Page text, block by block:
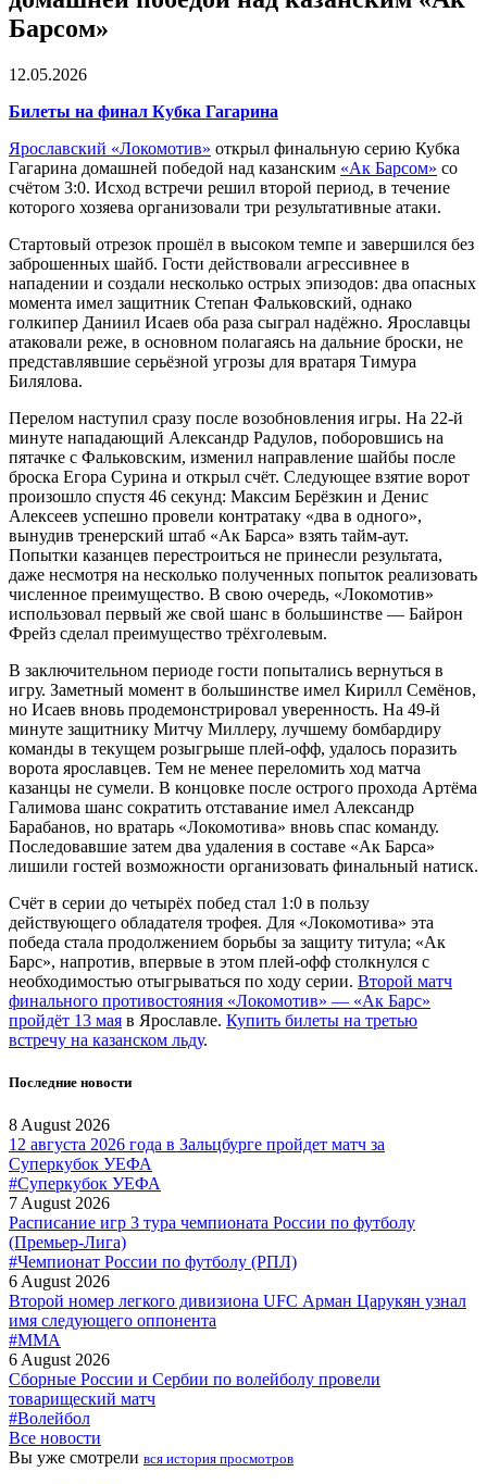
Барсом»
12.05.2026
Билеты на финал Кубка Гагарина
Ярославский «Локомотив» открыл финальную серию Кубка
Гагарина домашней победой над казанским «Ак Барсом» со
счётом 3:0. Исход встречи решил второй период, в течение
которого хозяева организовали три результативные атаки.
Стартовый отрезок прошёл в высоком темпе и завершился без
заброшенных шайб. Гости действовали агрессивнее в
нападении и создали несколько острых эпизодов: два опасных
момента имел защитник Степан Фальковский, однако
голкипер Даниил Исаев оба раза сыграл надёжно. Ярославцы
атаковали реже, в основном полагаясь на дальние броски, не
представлявшие серьёзной угрозы для вратаря Тимура
Билялова.
Перелом наступил сразу после возобновления игры. На 22-й
минуте нападающий Александр Радулов, поборовшись на
пятачке с Фальковским, изменил направление шайбы после
броска Егора Сурина и открыл счёт. Следующее взятие ворот
произошло спустя 46 секунд: Максим Берёзкин и Денис
Алексеев успешно провели контратаку «два в одного»,
вынудив тренерский штаб «Ак Барса» взять тайм-аут.
Попытки казанцев перестроиться не принесли результата,
даже несмотря на несколько полученных попыток реализовать
численное преимущество. В свою очередь, «Локомотив»
использовал первый же свой шанс в большинстве — Байрон
Фрейз сделал преимущество трёхголевым.
В заключительном периоде гости попытались вернуться в
игру. Заметный момент в большинстве имел Кирилл Семёнов,
но Исаев вновь продемонстрировал уверенность. На 49-й
минуте защитнику Митчу Миллеру, лучшему бомбардиру
команды в текущем розыгрыше плей-офф, удалось поразить
ворота ярославцев. Тем не менее переломить ход матча
казанцы не сумели. В концовке после острого прохода Артёма
Галимова шанс сократить отставание имел Александр
Барабанов, но вратарь «Локомотива» вновь спас команду.
Последовавшие затем два удаления в составе «Ак Барса»
лишили гостей возможности организовать финальный натиск.
Счёт в серии до четырёх побед стал 1:0 в пользу
действующего обладателя трофея. Для «Локомотива» эта
победа стала продолжением борьбы за защиту титула; «Ак
Барс», напротив, впервые в этом плей-офф столкнулся с
необходимостью отыгрываться по ходу серии. Второй матч
финального противостояния «Локомотив» — «Ак Барс»
пройдёт 13 мая в Ярославле. Купить билеты на третью
встречу на казанском льду.
Последние новости
8 August 2026
12 августа 2026 года в Зальцбурге пройдет матч за
Суперкубок УЕФА
#Суперкубок УЕФА
7 August 2026
Расписание игр 3 тура чемпионата России по футболу
(Премьер-Лига)
#Чемпионат России по футболу (РПЛ)
6 August 2026
Второй номер легкого дивизиона UFC Арман Царукян узнал
имя следующего оппонента
#MMA
6 August 2026
Сборные России и Сербии по волейболу провели
товарищеский матч
#Волейбол
Все новости
Вы уже смотрели вся история просмотров